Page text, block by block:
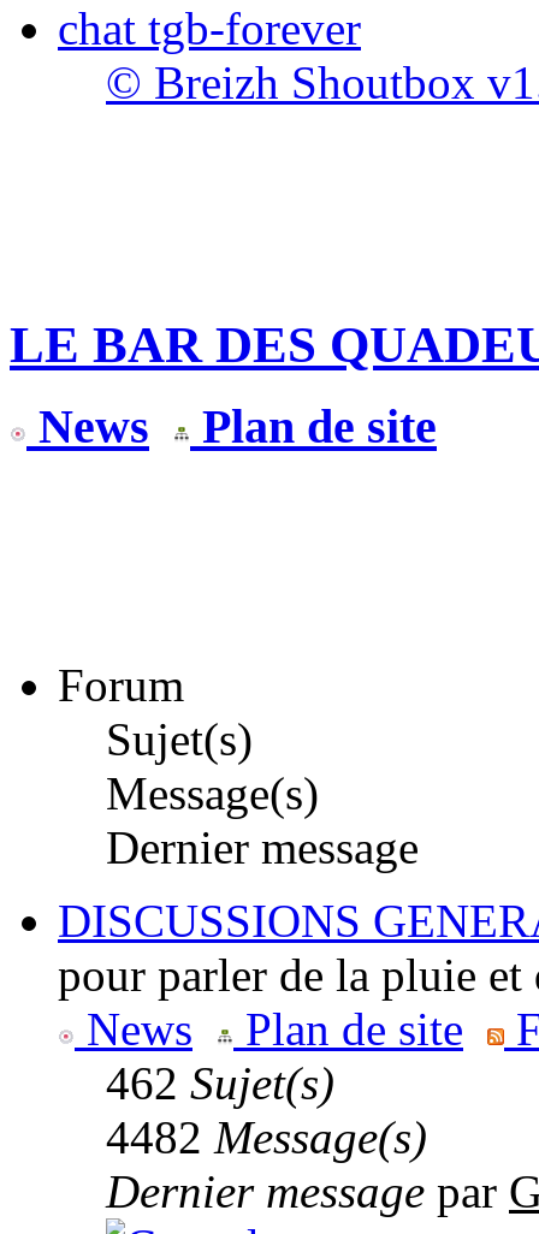
chat tgb-forever
© Breizh Shoutbox
LE BAR DES
News Plan de site
Forum
Sujet(s)
Message(s)
Dernier message
DISCUSSIONS
pour parler de la pluie et
News
Plan de site
462 Sujet(s)
4482 Message(s)
Dernier message par